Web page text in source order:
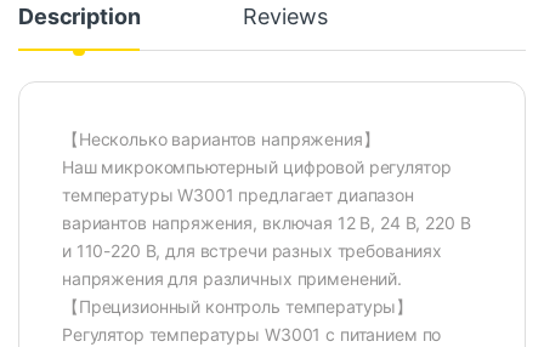
Description Reviews
【Несколько вариантов напряжения】
Наш микрокомпьютерный цифровой регулятор
температуры W3001 предлагает диапазон
вариантов напряжения, включая 12 В, 24 В, 220 В
и 110-220 В, для встречи разных требованиях
напряжения для различных применений.
【Прецизионный контроль температуры】
Регулятор температуры W3001 с питанием по